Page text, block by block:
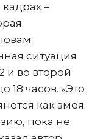
–
ситуация
и во второй
18 часов. «Это
как змея.
пока не